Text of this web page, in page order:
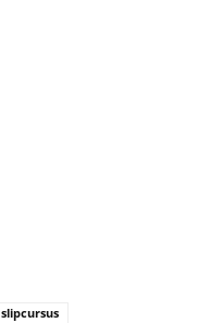
slipcursus